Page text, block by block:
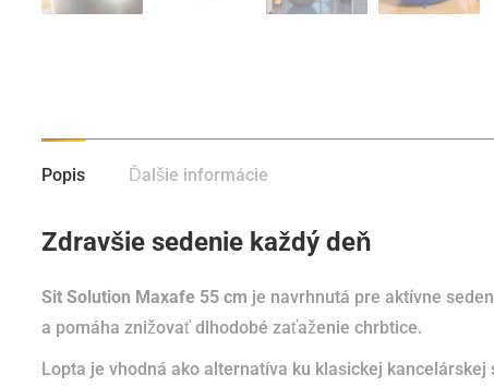
Popis Ďalšie informácie
Zdravšie sedenie každý deň
Sit Solution Maxafe 55 cm je navrhnutá pre aktívne
a pomáha znižovať dlhodobé zaťaženie chrbtice.
Lopta je vhodná ako alternatíva ku klasickej